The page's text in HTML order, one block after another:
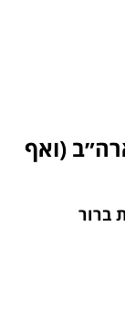
(ואף